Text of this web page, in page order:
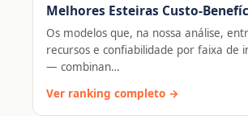
Melhores Esteiras Custo-
Os modelos que, na nossa análise,
recursos e confiabilidade por faixa de
— combinan…
Ver ranking completo →